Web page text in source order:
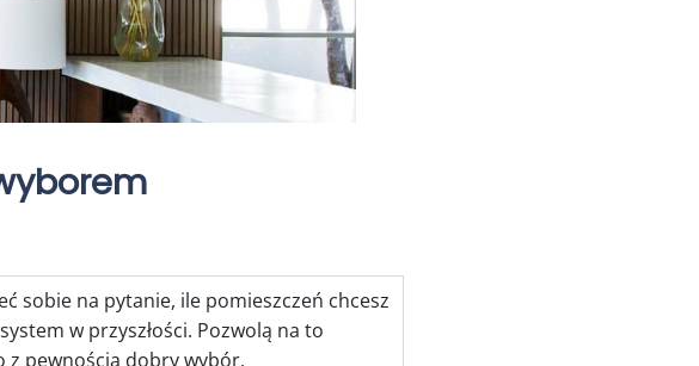
sobie na pytanie, ile pomieszczeń chcesz
w przyszłości. Pozwolą na to
pewnością dobry wybór.